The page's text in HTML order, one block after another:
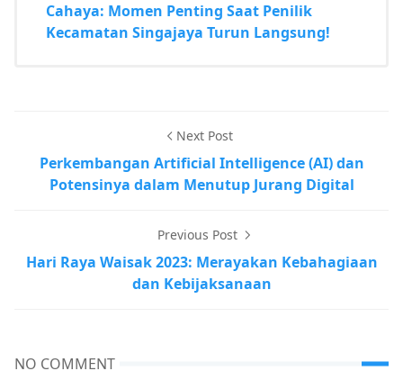
Cahaya: Momen Penting Saat Penilik
Kecamatan Singajaya Turun Langsung!
Next Post
Perkembangan Artificial Intelligence (AI) dan
Potensinya dalam Menutup Jurang Digital
Previous Post
Hari Raya Waisak 2023: Merayakan Kebahagiaan
dan Kebijaksanaan
NO COMMENT